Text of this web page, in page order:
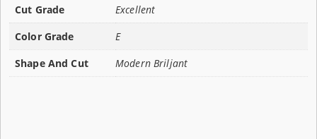
Cut Grade
Excellent
Color Grade
E
Shape And Cut
Modern Briljant